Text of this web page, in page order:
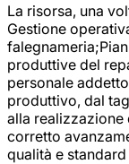
La risorsa, una
Gestione
produttive del
personale
produttivo, dal
alla
corretto
qualità e